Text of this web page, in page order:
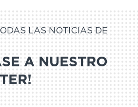
LAS NOTICIAS DE
A NUESTRO